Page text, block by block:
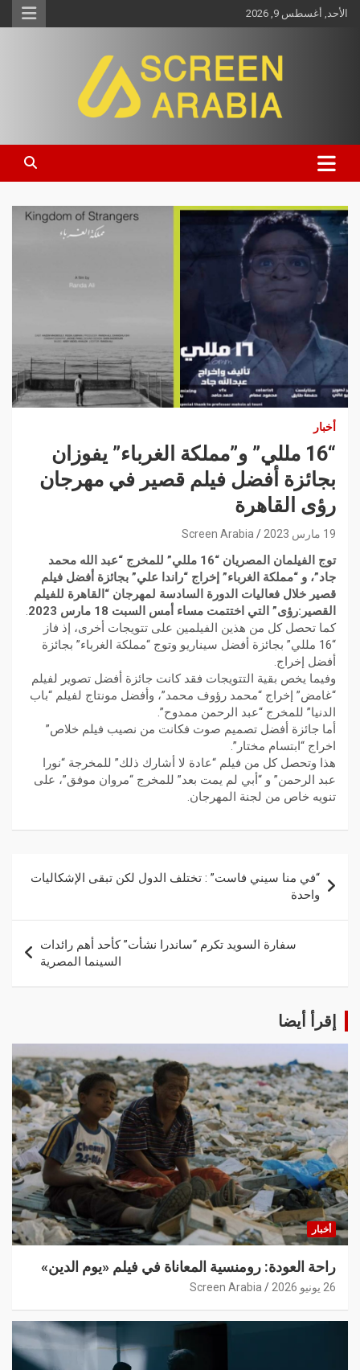
الأحد, أغسطس 9, 2026
Screen Arabia
أخبار
“16 مللي” و”مملكة الغرباء” يفوزان
بجائزة أفضل فيلم قصير في مهرجان
رؤى القاهرة
19 مارس 2023 Screen Arabia
توج الفيلمان المصريان “16 مللي” للمخرج “عبد الله محمد
جاد”، و “مملكة الغرباء” إخراج “راندا علي” بجائزة أفضل فيلم
قصير خلال فعاليات الدورة السادسة لمهرجان “القاهرة للفيلم
القصير:رؤى” التي اختتمت مساء أمس السبت 18 مارس 2023
.
كما تحصل كل من هذين الفيلمين على تتويجات أخرى، إذ فاز
“16 مللي” بجائزة أفضل سيناريو وتوج “مملكة الغرباء” بجائزة
أفضل إخراج.
وفيما يخص بقية التتويجات فقد كانت جائزة أفضل تصوير لفيلم
“غامض” إخراج “محمد رؤوف محمد”، وأفضل مونتاج لفيلم “باب
الدنيا” للمخرج “عبد الرحمن ممدوح”.
أما جائزة أفضل تصميم صوت فكانت من نصيب فيلم خلاص”
اخراج “ابتسام مختار”.
هذا وتحصل كل من فيلم “عادة لا أشارك ذلك” للمخرجة “نورا
عبد الرحمن” و “أبي لم يمت بعد” للمخرج “مروان موفق”، على
تنويه خاص من لجنة المهرجان.
“في منا سيني فاست” : تختلف الدول لكن تبقى الإشكاليات
واحدة
سفارة السويد تكرم “ساندرا نشأت” كأحد أهم رائدات
السينما المصرية
إقرأ أيضا
أخبار
راحة العودة: رومنسية المعاناة في فيلم «يوم الدين»
26 يونيو 2026 Screen Arabia